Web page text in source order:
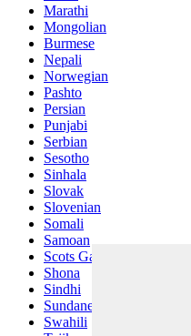
Marathi
Mongolian
Burmese
Nepali
Norwegian
Pashto
Persian
Punjabi
Serbian
Sesotho
Sinhala
Slovak
Slovenian
Somali
Samoan
Scots Gaelic
Shona
Sindhi
Sundanese
Swahili